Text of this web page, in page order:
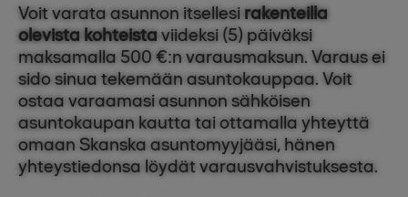
Voit varata asunnon itsellesirakenteilla
olevista kohteistaviideksi (5) päiväksi
maksamalla 500 €:n varausmaksun. Varaus ei
sido sinua tekemään asuntokauppaa. Voit
ostaa varaamasi asunnon sähköisen
asuntokaupan kautta tai ottamalla yhteyttä
omaan Skanska asuntomyyjääsi, hänen
yhteystiedonsa löydät varausvahvistuksesta.